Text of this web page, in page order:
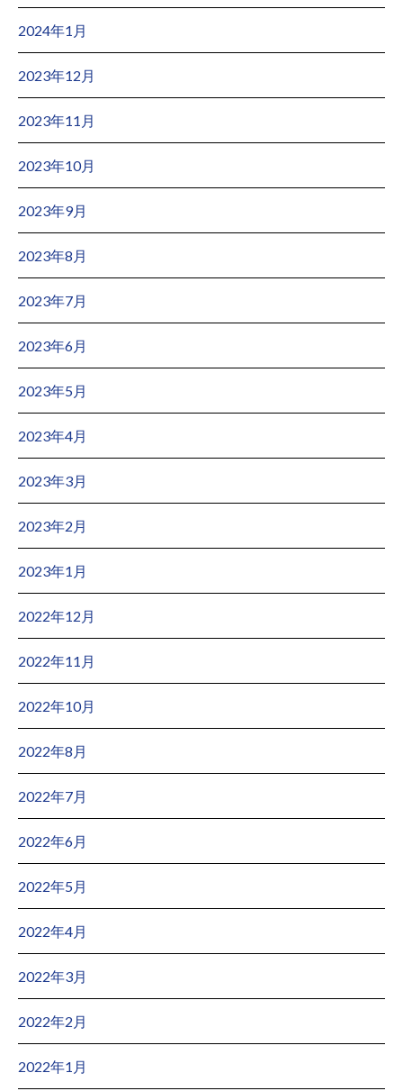
2024年1月
2023年12月
2023年11月
2023年10月
2023年9月
2023年8月
2023年7月
2023年6月
2023年5月
2023年4月
2023年3月
2023年2月
2023年1月
2022年12月
2022年11月
2022年10月
2022年8月
2022年7月
2022年6月
2022年5月
2022年4月
2022年3月
2022年2月
2022年1月